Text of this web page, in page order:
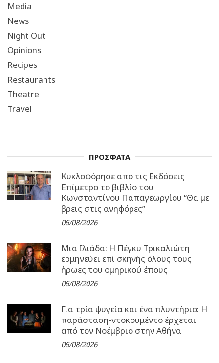
Media
News
Night Out
Opinions
Recipes
Restaurants
Theatre
Travel
ΠΡΟΣΦΑΤΑ
Κυκλοφόρησε από τις Εκδόσεις
Επίμετρο το βιβλίο του
Κωνσταντίνου Παπαγεωργίου “Θα με
βρεις στις ανηφόρες”
06/08/2026
Μια Ιλιάδα: H Πέγκυ Τρικαλιώτη
ερμηνεύει επί σκηνής όλους τους
ήρωες του ομηρικού έπους
06/08/2026
Για τρία ψυγεία και ένα πλυντήριο: Η
παράσταση-ντοκουμέντο έρχεται
από τον Νοέμβριο στην Αθήνα
06/08/2026